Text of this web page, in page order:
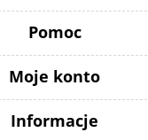
Pomoc
Moje konto
Informacje